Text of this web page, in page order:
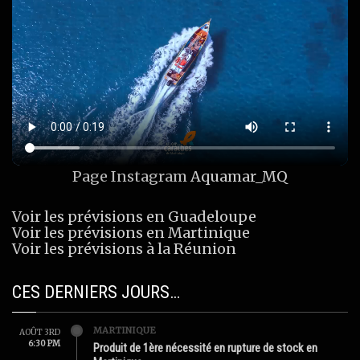
Page InstagramAquamar_MQ
Voir les prévisions en Guadeloupe
Voir les prévisions en Martinique
Voir les prévisions à la Réunion
CES DERNIERS JOURS…
AOÛT 3RD
6:30 PM
MARTINIQUE
Produit de 1ère nécessité en rupture de stock en